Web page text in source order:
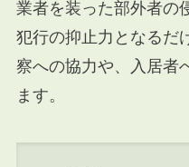
業者を装った部外者の
犯行の抑止力となるだ
察への協力や、入居者
ます。